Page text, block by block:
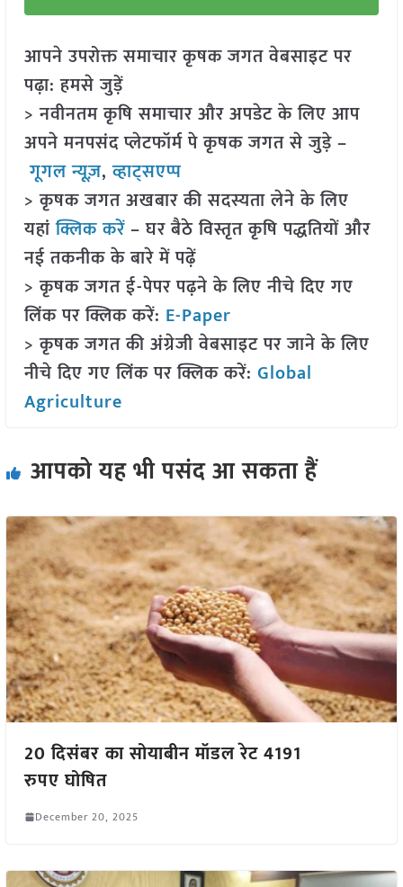
आपने उपरोक्त समाचार कृषक जगत वेबसाइट पर
पढ़ा: हमसे जुड़ें
> नवीनतम कृषि समाचार और अपडेट के लिए आप
अपने मनपसंद प्लेटफॉर्म पे कृषक जगत से जुड़े –
गूगल न्यूज़,व्हाट्सएप्प
> कृषक जगत अखबार की सदस्यता लेने के लिए
यहांक्लिक करें– घर बैठे विस्तृत कृषि पद्धतियों और
नई तकनीक के बारे में पढ़ें
> कृषक जगत ई-पेपर पढ़ने के लिए नीचे दिए गए
लिंक पर क्लिक करें: E-Paper
> कृषक जगत की अंग्रेजी वेबसाइट पर जाने के लिए
नीचे दिए गए लिंक पर क्लिक करें: Global
Agriculture
आपको यह भी पसंद आ सकता हैं
20 दिसंबर का सोयाबीन मॉडल रेट 4191
रुपए घोषित
December 20, 2025